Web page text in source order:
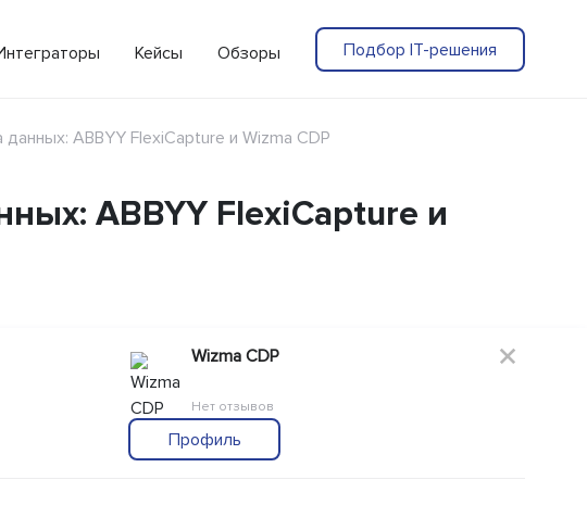
Кейсы Обзоры Подбор IT-решения
ABBYY FlexiCapture и Wizma CDP
ABBYY FlexiCapture и
Wizma CDP
Нет отзывов
Профиль